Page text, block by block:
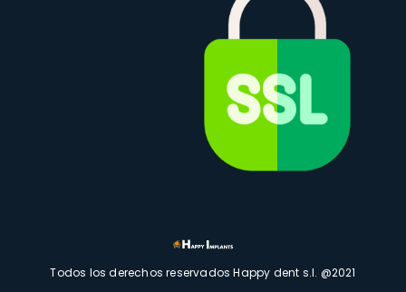
Todos los derechos reservados Happy dent s.l. @2021